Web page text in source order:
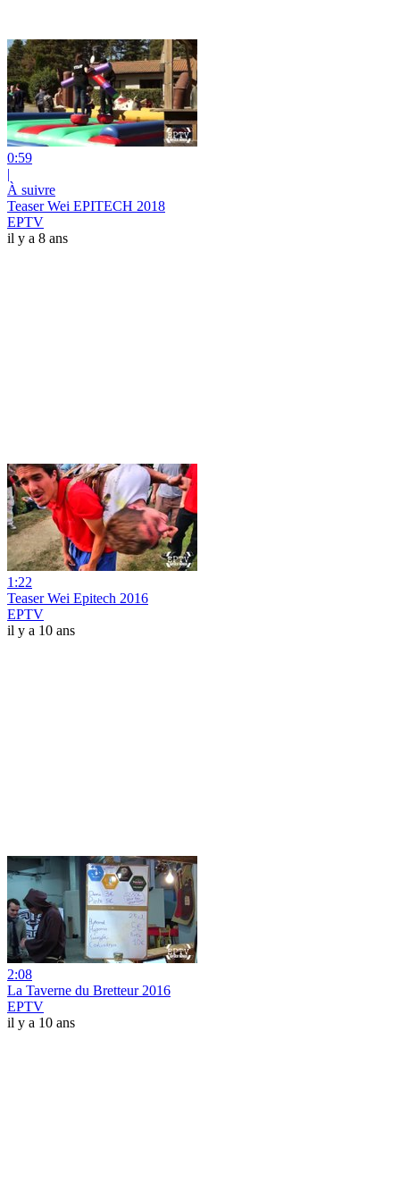
0:59
|
À suivre
Teaser Wei EPITECH 2018
EPTV
il y a 8 ans
1:22
Teaser Wei Epitech 2016
EPTV
il y a 10 ans
2:08
La Taverne du Bretteur 2016
EPTV
il y a 10 ans